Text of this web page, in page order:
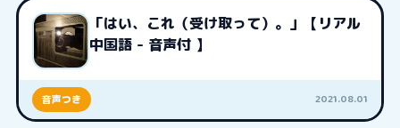
「はい、これ（受け取って）。」【リアル
中国語 - 音声付 】
音声つき 2021.08.01